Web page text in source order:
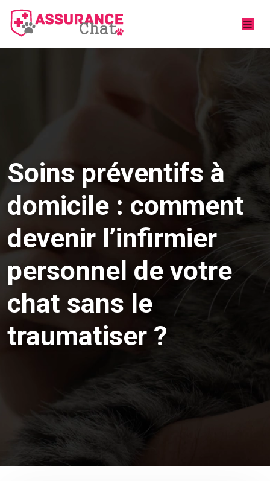
Soins préventifs à
domicile : comment
devenir l’infirmier
personnel de votre
chat sans le
traumatiser ?